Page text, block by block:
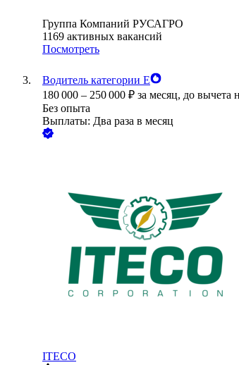
Группа Компаний РУСАГРО
1169 активных вакансий
Посмотреть
Водитель категории Е
180 000 – 250 000 ₽ за месяц, до вычета
Без опыта
Выплаты: Два раза в месяц
ITECO